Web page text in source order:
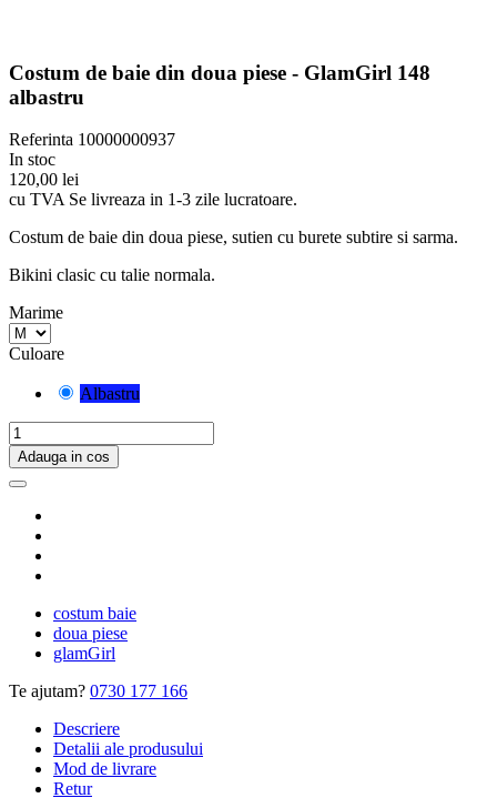
Costum de baie din doua piese - GlamGirl 148
albastru
Referinta 10000000937
In stoc
120,00 lei
cu TVA Se livreaza in 1-3 zile lucratoare.
Costum de baie din doua piese, sutien cu burete subtire si sarma.
Bikini clasic cu talie normala.
Marime
Culoare
Albastru
Adauga in cos
costum baie
doua piese
glamGirl
Te ajutam? 0730 177 166
Descriere
Detalii ale produsului
Mod de livrare
Retur